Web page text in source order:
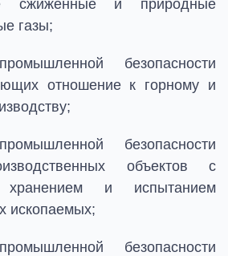
сжиженные и природные
газы;
безопасности
отношение к горному и
безопасности
объектов с
хранением и испытанием
ископаемых;
безопасности